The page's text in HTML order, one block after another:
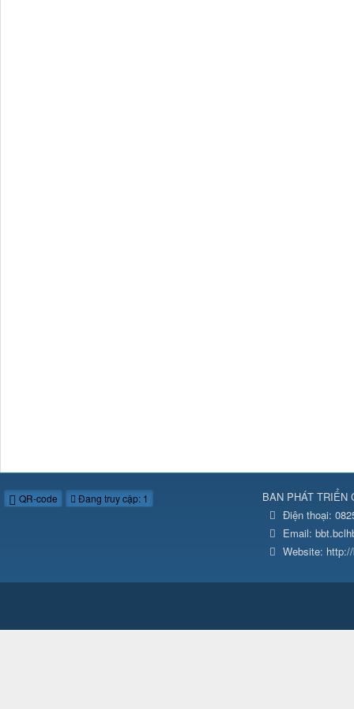
QR-code Đang truy cập: 1
BAN PHÁT TRIỂN
Điện thoại:
Email:
Website: